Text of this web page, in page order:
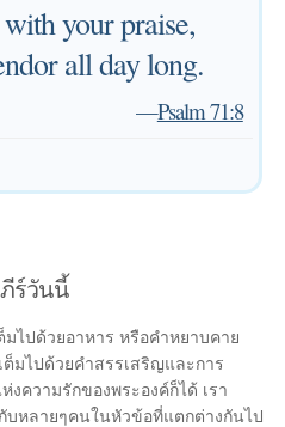
your praise,
all day long.
—Psalm 71:8
ร์วันนี้
มไปด้วยอาหาร หรือคำหยาบคาย
มไปด้วยคำสรรเสริญและการ
ความรักของพระองค์ก็ได้ เรา
บหลายๆคนในหัวข้อที่แตกต่างกันไป